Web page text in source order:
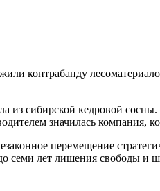
контрабанду
из сибирской кедровой
значилась компания,
перемещение
семи лет лишения свободы и